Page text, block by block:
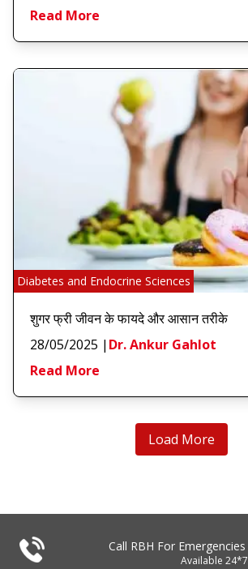
Read More
Diabetes and Endocrine Sciences
शुगर फ्री जीवन के फायदे और आसान तरीके
28/05/2025 | Dr. Ankur Gahlot
Read More
Load More
Call RBH For Emergencies
Available 24*7